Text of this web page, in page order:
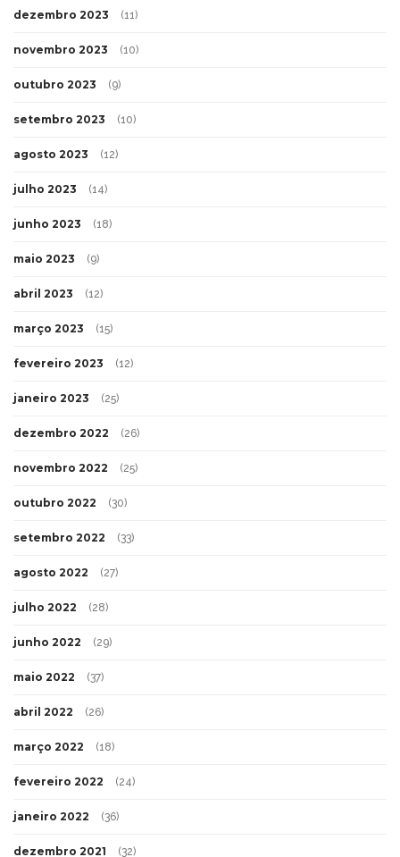
dezembro 2023 (11)
novembro 2023 (10)
outubro 2023 (9)
setembro 2023 (10)
agosto 2023 (12)
julho 2023 (14)
junho 2023 (18)
maio 2023 (9)
abril 2023 (12)
março 2023 (15)
fevereiro 2023 (12)
janeiro 2023 (25)
dezembro 2022 (26)
novembro 2022 (25)
outubro 2022 (30)
setembro 2022 (33)
agosto 2022 (27)
julho 2022 (28)
junho 2022 (29)
maio 2022 (37)
abril 2022 (26)
março 2022 (18)
fevereiro 2022 (24)
janeiro 2022 (36)
dezembro 2021 (32)